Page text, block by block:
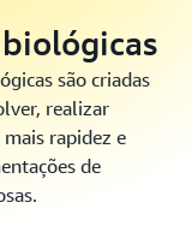
são criadas
realizar
rapidez e
de